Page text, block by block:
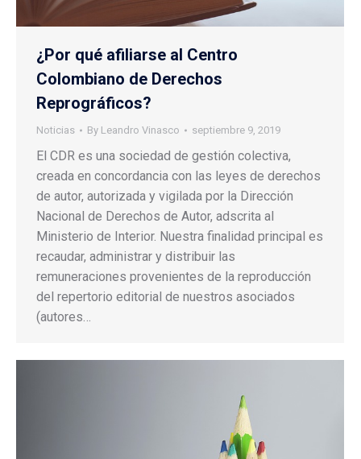
¿Por qué afiliarse al Centro
Colombiano de Derechos
Reprográficos?
Noticias By Leandro Vinasco septiembre 9, 2019
El CDR es una sociedad de gestión colectiva,
creada en concordancia con las leyes de derechos
de autor, autorizada y vigilada por la Dirección
Nacional de Derechos de Autor, adscrita al
Ministerio de Interior. Nuestra finalidad principal es
recaudar, administrar y distribuir las
remuneraciones provenientes de la reproducción
del repertorio editorial de nuestros asociados
(autores…